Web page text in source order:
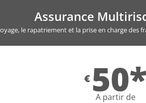
Assurance
le rapatriement et la prise en charge des
€ 50*
A partir de